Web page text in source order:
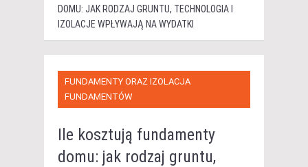
DOMU: JAK RODZAJ GRUNTU, TECHNOLOGIA I
IZOLACJE WPŁYWAJĄ NA WYDATKI
FUNDAMENTY ORAZ IZOLACJA
FUNDAMENTÓW
Ile kosztują fundamenty
domu: jak rodzaj gruntu,